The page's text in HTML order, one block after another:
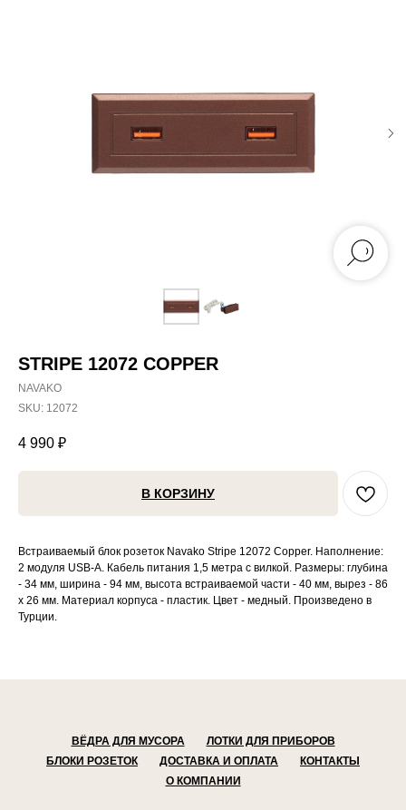
STRIPE 12072 COPPER
NAVAKO
SKU: 12072
4 990 ₽
В КОРЗИНУ
Встраиваемый блок розеток Navako Stripe 12072 Copper. Наполнение:
2 модуля USB-A. Кабель питания 1,5 метра с вилкой. Размеры: глубина
- 34 мм, ширина - 94 мм, высота встраиваемой части - 40 мм, вырез - 86
х 26 мм. Материал корпуса - пластик. Цвет - медный. Произведено в
Турции.
ВЁДРА ДЛЯ МУСОРА
ЛОТКИ ДЛЯ ПРИБОРОВ
БЛОКИ РОЗЕТОК
ДОСТАВКА И ОПЛАТА
КОНТАКТЫ
О КОМПАНИИ